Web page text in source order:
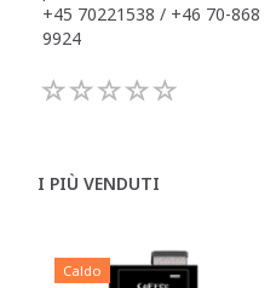
+45 70221538 / +46 70-868
9924
I PIÙ VENDUTI
Caldo